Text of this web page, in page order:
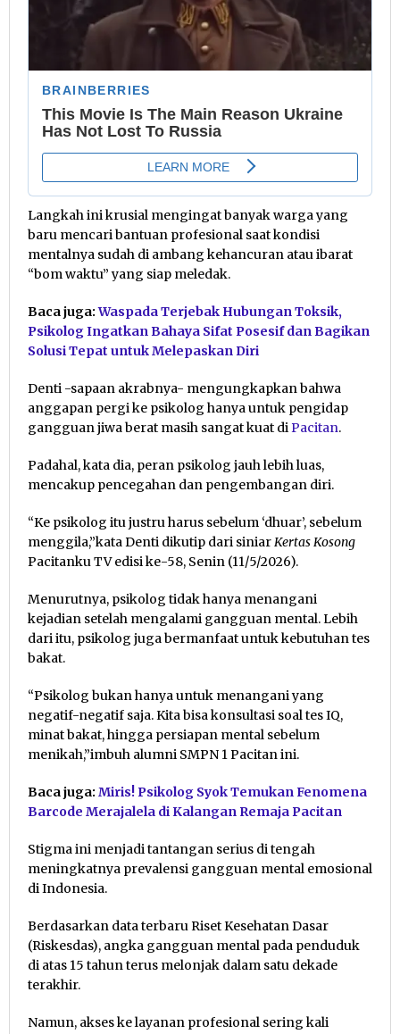
Langkah ini krusial mengingat banyak warga yang
baru mencari bantuan profesional saat kondisi
mentalnya sudah di ambang kehancuran atau ibarat
“bom waktu” yang siap meledak.
Baca juga:Waspada Terjebak Hubungan Toksik,
Psikolog Ingatkan Bahaya Sifat Posesif dan Bagikan
Solusi Tepat untuk Melepaskan Diri
Denti -sapaan akrabnya- mengungkapkan bahwa
anggapan pergi ke psikolog hanya untuk pengidap
gangguan jiwa berat masih sangat kuat diPacitan.
Padahal, kata dia, peran psikolog jauh lebih luas,
mencakup pencegahan dan pengembangan diri.
“Ke psikolog itu justru harus sebelum ‘dhuar’, sebelum
menggila,”kata Denti dikutip dari siniarKertas Kosong
Pacitanku TV edisi ke-58, Senin (11/5/2026).
Menurutnya, psikolog tidak hanya menangani
kejadian setelah mengalami gangguan mental. Lebih
dari itu, psikolog juga bermanfaat untuk kebutuhan tes
bakat.
“Psikolog bukan hanya untuk menangani yang
negatif-negatif saja. Kita bisa konsultasi soal tes IQ,
minat bakat, hingga persiapan mental sebelum
menikah,”imbuh alumni SMPN 1 Pacitan ini.
Baca juga: Miris! Psikolog Syok Temukan Fenomena
Barcode Merajalela di Kalangan Remaja Pacitan
Stigma ini menjadi tantangan serius di tengah
meningkatnya prevalensi gangguan mental emosional
di Indonesia.
Berdasarkan data terbaru Riset Kesehatan Dasar
(Riskesdas), angka gangguan mental pada penduduk
di atas 15 tahun terus melonjak dalam satu dekade
terakhir.
Namun, akses ke layanan profesional sering kali